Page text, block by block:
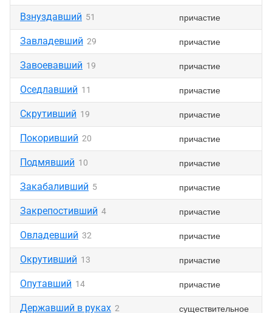
Взнуздавший 51 причастие
Завладевший 29 причастие
Завоевавший 19 причастие
Оседлавший 11 причастие
Скрутивший 19 причастие
Покоривший 20 причастие
Подмявший 10 причастие
Закабаливший 5 причастие
Закрепостивший 4 причастие
Овладевший 32 причастие
Окрутивший 13 причастие
Опутавший 14 причастие
Державший в руках 2 существительное